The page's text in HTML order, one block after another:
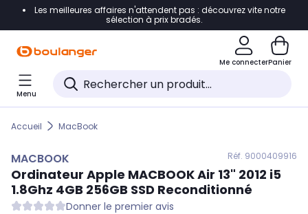
Accéder directement à la navigation
Accéder directement au pied de page
Accéder directement au chatbot
Les meilleures affaires n'attendent pas : découvrez vite notre
sélection à prix bradés.
Me connecterPanier
Menu
Accueil MacBook
MACBOOK Réf. 9000409916
Ordinateur Apple MACBOOKAir 13" 2012 i5
1.8Ghz 4GB 256GB SSD Reconditionné
Donner le premier avis